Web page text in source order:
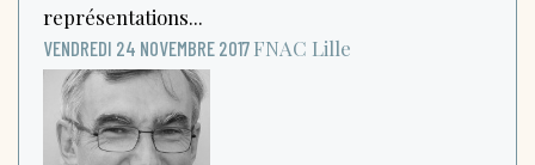
représentations...
VENDREDI 24 NOVEMBRE 2017 FNAC Lille